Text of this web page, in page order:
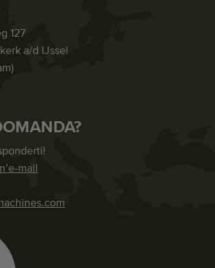
127
a/d IJssel
mail